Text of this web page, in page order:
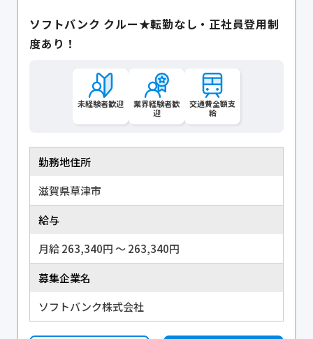
ソフトバンク クルー★転勤なし・正社員登用制
度あり！
未経験者歓迎
業界経験者歓
迎
交通費全額支
給
勤務地住所
滋賀県草津市
給与
月給 263,340円 〜 263,340円
募集企業名
ソフトバンク株式会社